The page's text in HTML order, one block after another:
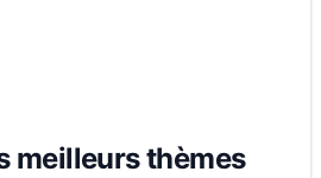
meilleurs thèmes